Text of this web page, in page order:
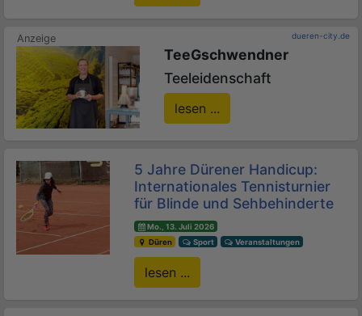
dueren-city.de
TeeGschwendner
Teeleidenschaft
lesen ...
5 Jahre Dürener Handicup:
Internationales Tennisturnier
für Blinde und Sehbehinderte
Mo., 13. Juli 2026
Düren
Sport Veranstaltungen
lesen ...